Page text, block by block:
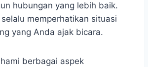
hubungan yang lebih baik.
memperhatikan situasi
yang Anda ajak bicara.
berbagai aspek